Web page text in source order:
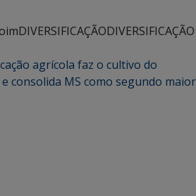
DIVERSIFICAÇÃODIVERSIFICAÇÃO
agrícola faz o cultivo do
consolida MS como segundo maior